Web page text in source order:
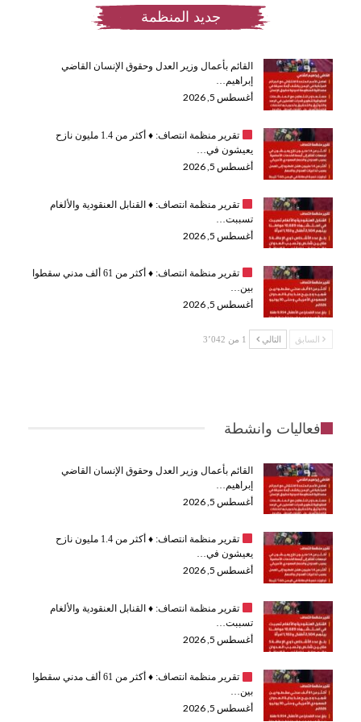
جديد المنظمة
القائم بأعمال وزير العدل وحقوق الإنسان القاضي
إبراهيم…
أغسطس 5, 2026
تقرير منظمة انتصاف: ♦️
أكثر من 1.4 مليون نازح
يعيشون في…
أغسطس 5, 2026
تقرير منظمة انتصاف: ♦️القنابل العنقودية والألغام
تسببت…
أغسطس 5, 2026
تقرير منظمة انتصاف: ♦️
أكثر من 61 ألف مدني سقطوا
بين…
أغسطس 5, 2026
السابق التالي 1 من 3٬042
فعاليات وانشطة
القائم بأعمال وزير العدل وحقوق الإنسان القاضي
إبراهيم…
أغسطس 5, 2026
تقرير منظمة انتصاف: ♦️
أكثر من 1.4 مليون نازح
يعيشون في…
أغسطس 5, 2026
تقرير منظمة انتصاف: ♦️القنابل العنقودية والألغام
تسببت…
أغسطس 5, 2026
تقرير منظمة انتصاف: ♦️
أكثر من 61 ألف مدني سقطوا
بين…
أغسطس 5, 2026